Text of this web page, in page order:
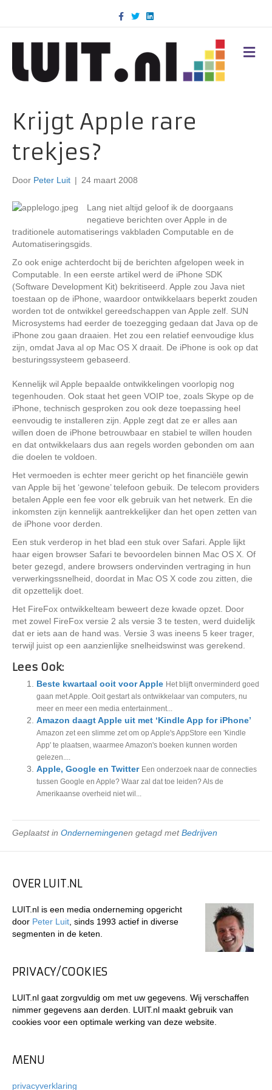
c
k
T
w
i
n
d
M
E
Krijgt Apple rare
trekjes?
Door Peter Luit | 24 maart 2008
Lang niet altijd geloof ik de doorgaans
negatieve berichten over Apple in de
traditionele automatiserings vakbladen Computable en de
Automatiseringsgids.
Zo ook enige achterdocht bij de berichten afgelopen week in
Computable. In een eerste artikel werd de iPhone SDK
(Software Development Kit) bekritiseerd. Apple zou Java niet
toestaan op de iPhone, waardoor ontwikkelaars beperkt zouden
worden tot de ontwikkel gereedschappen van Apple zelf. SUN
Microsystems had eerder de toezegging gedaan dat Java op de
iPhone zou gaan draaien. Het zou een relatief eenvoudige klus
zijn, omdat Java al op Mac OS X draait. De iPhone is ook op dat
besturingssysteem gebaseerd.
Kennelijk wil Apple bepaalde ontwikkelingen voorlopig nog
tegenhouden. Ook staat het geen VOIP toe, zoals Skype op de
iPhone, technisch gesproken zou ook deze toepassing heel
eenvoudig te installeren zijn. Apple zegt dat ze er alles aan
willen doen de iPhone betrouwbaar en stabiel te willen houden
en dat ontwikkelaars dus aan regels worden gebonden om aan
die doelen te voldoen.
Het vermoeden is echter meer gericht op het financiële gewin
van Apple bij het ‘gewone’ telefoon gebuik. De telecom providers
betalen Apple een fee voor elk gebruik van het netwerk. En die
inkomsten zijn kennelijk aantrekkelijker dan het open zetten van
de iPhone voor derden.
Een stuk verderop in het blad een stuk over Safari. Apple lijkt
haar eigen browser Safari te bevoordelen binnen Mac OS X. Of
beter gezegd, andere browsers ondervinden vertraging in hun
verwerkingssnelheid, doordat in Mac OS X code zou zitten, die
dit opzettelijk doet.
Het FireFox ontwikkelteam beweert deze kwade opzet. Door
met zowel FireFox versie 2 als versie 3 te testen, werd duidelijk
dat er iets aan de hand was. Versie 3 was ineens 5 keer trager,
terwijl juist op een aanzienlijke snelheidswinst was gerekend.
Lees Ook:
Beste kwartaal ooit voor Apple Het blijft onverminderd goed
gaan met Apple. Ooit gestart als ontwikkelaar van computers, nu
meer en meer een media entertainment...
Amazon daagt Apple uit met ‘Kindle App for iPhone’
Amazon zet een slimme zet om op Apple's AppStore een 'Kindle
App' te plaatsen, waarmee Amazon's boeken kunnen worden
gelezen....
Apple, Google en Twitter Een onderzoek naar de connecties
tussen Google en Apple? Waar zal dat toe leiden? Als de
Amerikaanse overheid niet wil...
Geplaatst in Ondernemingenen getagd metBedrijven
OVER LUIT.NL
LUIT.nl is een media onderneming opgericht
door Peter Luit , sinds 1993 actief in diverse
segmenten in de keten.
PRIVACY/COOKIES
LUIT.nl gaat zorgvuldig om met uw gegevens. Wij verschaffen
nimmer gegevens aan derden. LUIT.nl maakt gebruik van
cookies voor een optimale werking van deze website.
MENU
privacyverklaring